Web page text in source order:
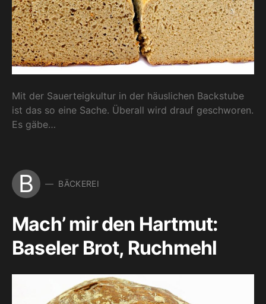
Mit der Sauerteigkultur in der häuslichen Backstube
ist das so eine Sache. Überall wird drauf geschworen.
Es gäbe…
B BÄCKEREI
Mach’ mir den Hartmut:
Baseler Brot, Ruchmehl